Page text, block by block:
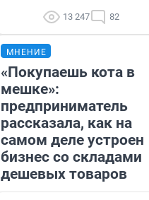
13 247 82
МНЕНИЕ
«Покупаешь кота в
мешке»:
предприниматель
рассказала, как на
самом деле устроен
бизнес со складами
дешевых товаров